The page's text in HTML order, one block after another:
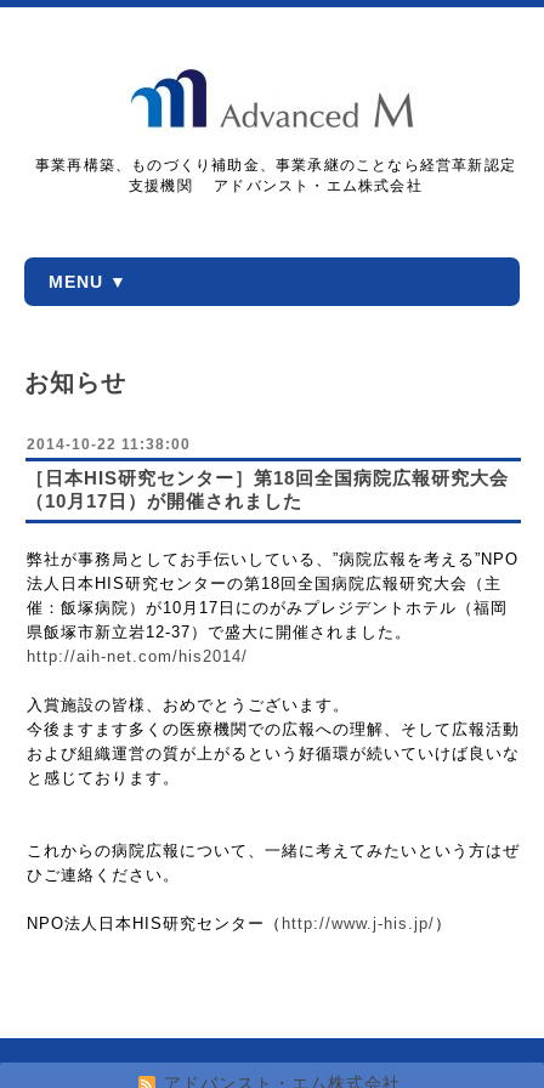
事業再構築、ものづくり補助金、事業承継のことなら経営革新認定
支援機関 アドバンスト・エム株式会社
MENU ▼
お知らせ
2014-10-22 11:38:00
［日本HIS研究センター］第18回全国病院広報研究大会
（10月17日）が開催されました
弊社が事務局としてお手伝いしている、”病院広報を考える”NPO
法人日本HIS研究センターの第18回全国病院広報研究大会（主
催：飯塚病院）が10月17日にのがみプレジデントホテル（福岡
県飯塚市新立岩12-37）で盛大に開催されました。
http://aih-net.com/his2014/
入賞施設の皆様、おめでとうございます。
今後ますます多くの医療機関での広報への理解、そして広報活動
および組織運営の質が上がるという好循環が続いていけば良いな
と感じております。
これからの病院広報について、一緒に考えてみたいという方はぜ
ひご連絡ください。
NPO法人日本HIS研究センター（ http://www.j-his.jp/ ）
アドバンスト・エム株式会社